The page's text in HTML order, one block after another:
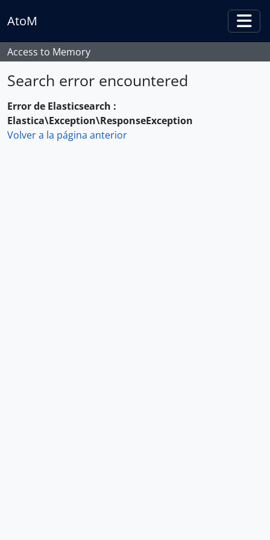
AtoM
Access to Memory
Search error encountered
Error de Elasticsearch :
Elastica\Exception\ResponseException
Volver a la página anterior